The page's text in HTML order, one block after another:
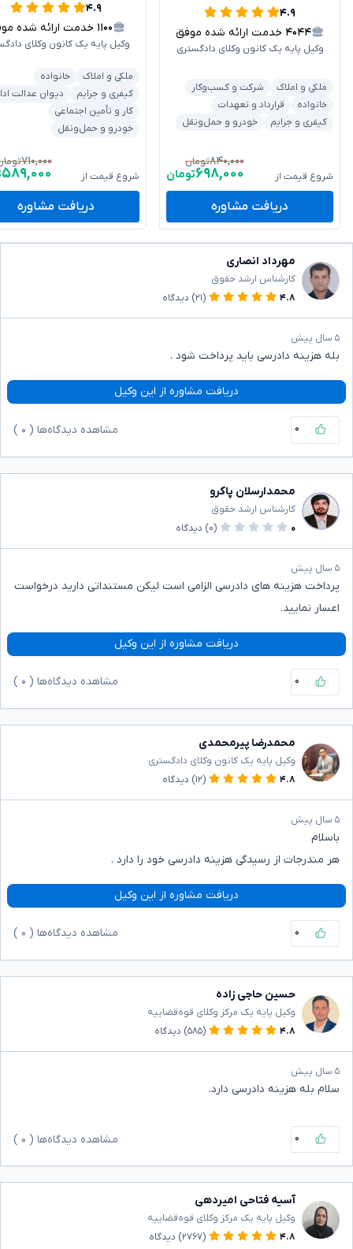
۴.۹
۴۰۴۴ خدمت ارائه شده موفق
وکیل پایه یک کانون وکلای دادگستری
ملکی و املاک
شرکت و کسب‌وکار
خانواده
قرارداد و تعهدات
کیفری و جرایم
خودرو و حمل‌ونقل
شروع قیمت از
۸۴۰,۰۰۰تومان
۶۹۸,۰۰۰تومان
دریافت مشاوره
۴.۹
۱۱۰۰ خدمت ارائه شده موفق
وکیل پایه یک کانون وکلای
ملکی و املاک
خانواده
کیفری و جرایم
دیوان عدالت
کار و تأمین اجتماعی
خودرو و حمل‌ونقل
شروع قیمت از
۷۱۰,۰۰۰
۵۸۹,۰۰۰
دریافت مشاوره
مهرداد انصاری
کارشناس ارشد حقوق
۴.۸
(۲۱) دیدگاه
۵ سال پیش
بله هزینه دادرسی باید پرداخت شود .
دریافت مشاوره از این وکیل
۰ مشاهده دیدگاه‌ها ( ۰
محمدارسلان پاکرو
کارشناس ارشد حقوق
۰
(۰) دیدگاه
۵ سال پیش
پرداخت هزینه های دادرسی الزامی است لیکن مستنداتی دارید درخواست
اعسار نمایید.
دریافت مشاوره از این وکیل
۰ مشاهده دیدگاه‌ها ( ۰
محمدرضا پیرمحمدی
وکیل پایه یک کانون وکلای دادگستری
۴.۸
(۱۲) دیدگاه
۵ سال پیش
باسلام
هر مندرجات از رسیدگی هزینه دادرسی خود را دارد .
دریافت مشاوره از این وکیل
۰ مشاهده دیدگاه‌ها ( ۰
حسین حاجی زاده
وکیل پایه یک مرکز وکلای قوه‌قضاییه
۴.۸
(۵۸۵) دیدگاه
۵ سال پیش
سلام بله هزینه دادرسی دارد.
۰ مشاهده دیدگاه‌ها ( ۰
آسیه فتاحی امیردهی
وکیل پایه یک مرکز وکلای قوه‌قضاییه
۴.۸
(۲۷۶۷) دیدگاه